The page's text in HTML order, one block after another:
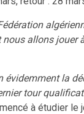
nous allons
évidemment la
tour
à étudier le